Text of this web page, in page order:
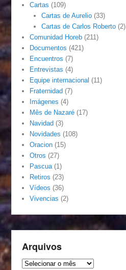
Cartas (109)
Cartas de Aurelio(33)
Cartas de Carlos Roberto(2)
Comunidad Horeb (211)
Documentos (421)
Encuentros (7)
Entrevistas (4)
Equipe internacional (11)
Fraternidad (7)
Imágenes (4)
Mês de Nazaré (17)
Navidad (3)
Novidades (108)
Oracion (15)
Otros (27)
Pascua (1)
Retiros (23)
Vídeos (36)
Vivencias (2)
Arquivos
Arquivos